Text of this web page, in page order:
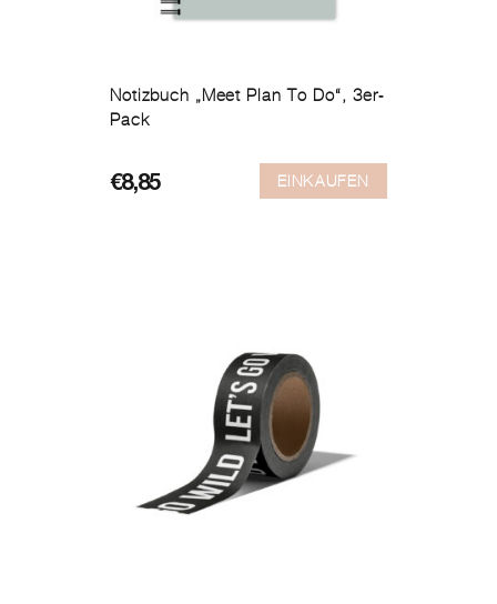
Notizbuch „Meet Plan To Do“, 3er-
Pack
€8,85 EINKAUFEN